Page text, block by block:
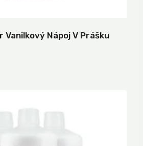
Vanilkový Nápoj V Prášku